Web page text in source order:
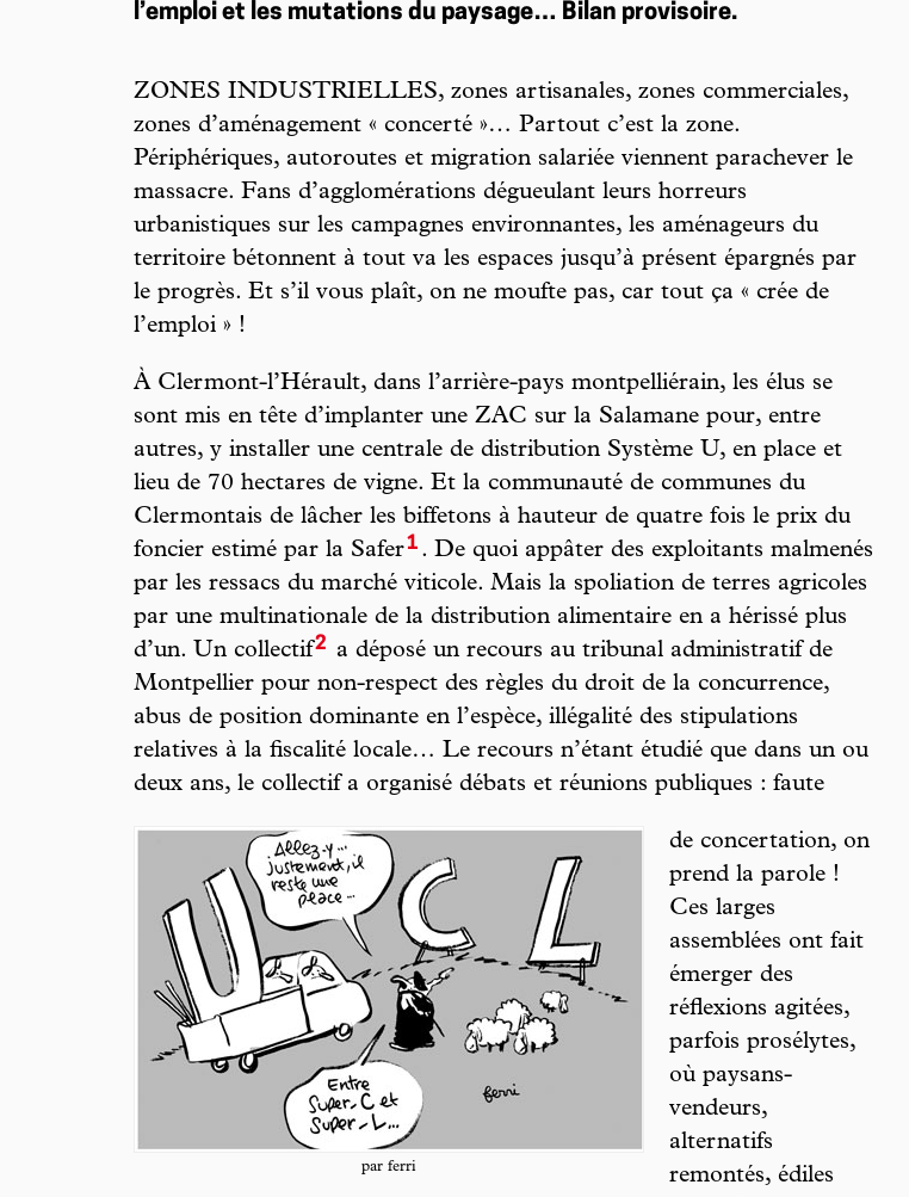
l’emploi et les mutations du paysage… Bilan provisoire.
ZONES INDUSTRIELLES, zones artisanales, zones commerciales,
zones d’aménagement « concerté »… Partout c’est la zone.
Périphériques, autoroutes et migration salariée viennent parachever le
massacre. Fans d’agglomérations dégueulant leurs horreurs
urbanistiques sur les campagnes environnantes, les aménageurs du
territoire bétonnent à tout va les espaces jusqu’à présent épargnés par
le progrès. Et s’il vous plaît, on ne moufte pas, car tout ça « crée de
l’emploi » !
À Clermont-l’Hérault, dans l’arrière-pays montpelliérain, les élus se
sont mis en tête d’implanter une ZAC sur la Salamane pour, entre
autres, y installer une centrale de distribution Système U, en place et
lieu de 70 hectares de vigne. Et la communauté de communes du
Clermontais de lâcher les biffetons à hauteur de quatre fois le prix du
foncier estimé par la Safer1 . De quoi appâter des exploitants malmenés
par les ressacs du marché viticole. Mais la spoliation de terres agricoles
par une multinationale de la distribution alimentaire en a hérissé plus
d’un. Un collectif2
a déposé un recours au tribunal administratif de
Montpellier pour non-respect des règles du droit de la concurrence,
abus de position dominante en l’espèce, illégalité des stipulations
relatives à la fiscalité locale… Le recours n’étant étudié que dans un ou
deux ans, le collectif a organisé débats et réunions publiques : faute
par ferri
de concertation, on
prend la parole !
Ces larges
assemblées ont fait
émerger des
réflexions agitées,
parfois prosélytes,
où paysans-
vendeurs,
alternatifs
remontés, édiles